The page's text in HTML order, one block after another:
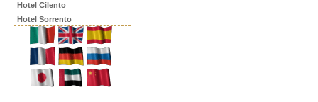
Hotel Cilento
Hotel Sorrento